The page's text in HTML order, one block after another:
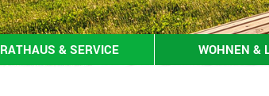
RATHAUS & SERVICE WOHNEN &